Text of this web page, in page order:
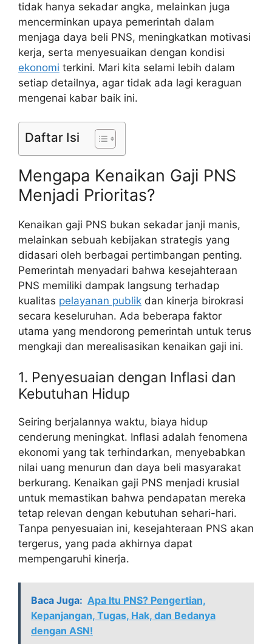
tidak hanya sekadar angka, melainkan juga
mencerminkan upaya pemerintah dalam
menjaga daya beli PNS, meningkatkan motivasi
kerja, serta menyesuaikan dengan kondisi
ekonomi terkini. Mari kita selami lebih dalam
setiap detailnya, agar tidak ada lagi keraguan
mengenai kabar baik ini.
Daftar Isi
Mengapa Kenaikan Gaji PNS
Menjadi Prioritas?
Kenaikan gaji PNS bukan sekadar janji manis,
melainkan sebuah kebijakan strategis yang
didasari oleh berbagai pertimbangan penting.
Pemerintah menyadari bahwa kesejahteraan
PNS memiliki dampak langsung terhadap
kualitas pelayanan publik dan kinerja birokrasi
secara keseluruhan. Ada beberapa faktor
utama yang mendorong pemerintah untuk terus
mengkaji dan merealisasikan kenaikan gaji ini.
1. Penyesuaian dengan Inflasi dan
Kebutuhan Hidup
Seiring berjalannya waktu, biaya hidup
cenderung meningkat. Inflasi adalah fenomena
ekonomi yang tak terhindarkan, menyebabkan
nilai uang menurun dan daya beli masyarakat
berkurang. Kenaikan gaji PNS menjadi krusial
untuk memastikan bahwa pendapatan mereka
tetap relevan dengan kebutuhan sehari-hari.
Tanpa penyesuaian ini, kesejahteraan PNS akan
tergerus, yang pada akhirnya dapat
mempengaruhi kinerja.
Baca Juga: Apa Itu PNS? Pengertian,
Kepanjangan, Tugas, Hak, dan Bedanya
dengan ASN!